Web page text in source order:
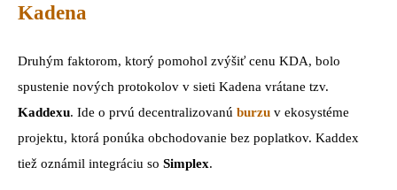
Kadena
Druhým faktorom, ktorý pomohol zvýšiť cenu KDA, bolo
spustenie nových protokolov v sieti Kadena vrátane tzv.
Kaddexu. Ide o prvú decentralizovanú burzu v ekosystéme
projektu, ktorá ponúka obchodovanie bez poplatkov. Kaddex
tiež oznámil integráciu so Simplex.